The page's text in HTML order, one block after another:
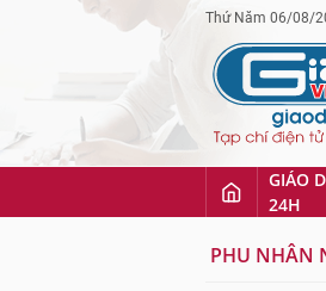
Thứ Năm 06/08/
GIÁO
24H
PHU NHÂN